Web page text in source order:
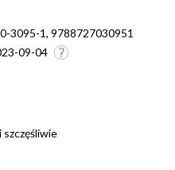
3095-1, 9788727030951
09-04
szczęśliwie